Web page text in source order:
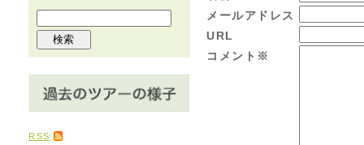
RSS
メールアドレス
URL
コメント※